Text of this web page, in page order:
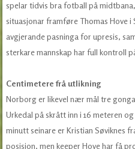
spelar tidvis bra fotball på
situasjonar framføre Thomas Hove
avgjerande pasninga for upresis,
sterkare mannskap har full kontroll
Centimetere frå utlikning
Norborg er likevel nær mål tre
Urkedal på skrått inn i 16 meteren
minutt seinare er Kristian Søviknes
posisjon, men keeper Hove har få